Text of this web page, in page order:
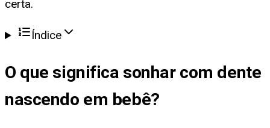
certa.
Índice
O que significa sonhar com dente
nascendo em bebê?